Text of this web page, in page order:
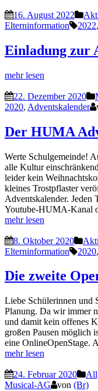
16. August 2022
Elterninformation
2022,
Einladung zur
mehr lesen
22. Dezember 2020
2020, Adventskalender
Der HUMA
Werte Schulgemeinde!
alle Kultur
leider kein
kleines Trostpflaster
Adventskalender.
Youtube-HUMA-Kanal
mehr lesen
8. Oktober 2020
Elterninformation
2020,
Die zweite
Liebe Schülerinnen und
Planung. Da wir immer
und damit kein offenes
großen Pausen möglich
eine OnlineOpenStage.
mehr lesen
24. Februar 2020
Musical-AG
von (Br)